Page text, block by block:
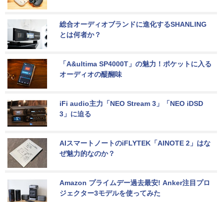
総合オーディオブランドに進化するSHANLING
とは何者か？
「A&ultima SP4000T」の魅力！ポケットに入る
オーディオの醍醐味
iFi audio主力「NEO Stream 3」「NEO iDSD
3」に迫る
AIスマートノートのiFLYTEK「AINOTE 2」はな
ぜ魅力的なのか？
Amazon プライムデー過去最安! Anker注目プロ
ジェクター3モデルを使ってみた